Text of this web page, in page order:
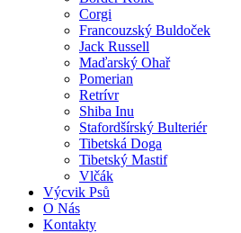
Corgi
Francouzský Buldoček
Jack Russell
Maďarský Ohař
Pomerian
Retrívr
Shiba Inu
Stafordšírský Bulteriér
Tibetská Doga
Tibetský Mastif
Vlčák
Výcvik Psů
O Nás
Kontakty